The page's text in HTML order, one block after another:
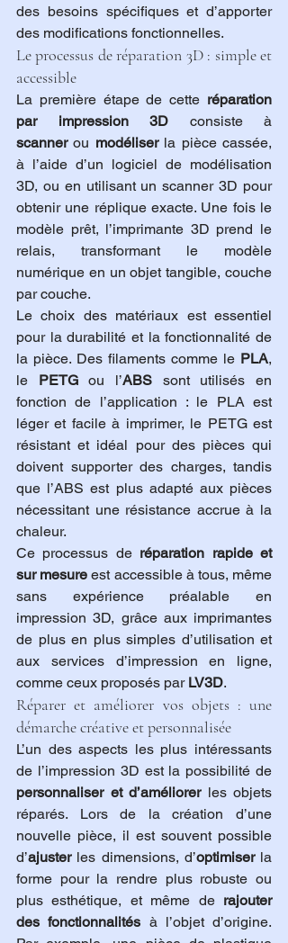
des besoins spécifiques et d’apporter
des modifications fonctionnelles.
Le processus de réparation 3D : simple et
accessible
La première étape de cette réparation
par impression 3D
scanner ou modéliser la pièce cassée,
à l’aide d’un logiciel de modélisation
3D, ou en utilisant un scanner 3D pour
obtenir une réplique exacte. Une fois le
modèle prêt, l’imprimante 3D prend le
relais, transformant le modèle
numérique en un objet tangible, couche
par couche.
Le choix des matériaux est essentiel
pour la durabilité et la fonctionnalité de
la pièce. Des filaments comme le PLA,
le PETG ou l’ABS sont utilisés en
fonction de l’application : le PLA est
léger et facile à imprimer, le PETG est
résistant et idéal pour des pièces qui
doivent supporter des charges, tandis
que l’ABS est plus adapté aux pièces
nécessitant une résistance accrue à la
chaleur.
Ce processus de réparation rapide et
sur mesure est accessible à tous, même
sans expérience préalable en
impression 3D, grâce aux imprimantes
de plus en plus simples d’utilisation et
aux services d’impression en ligne,
comme ceux proposés par LV3D.
Réparer et améliorer vos objets : une
démarche créative et personnalisée
L’un des aspects les plus intéressants
personnaliser et d’améliorer les objets
réparés. Lors de la création d’une
nouvelle pièce, il est souvent possible
d’ajuster les dimensions, d’optimiser la
forme pour la rendre plus robuste ou
plus esthétique, et même de rajouter
des fonctionnalités à l’objet d’origine.